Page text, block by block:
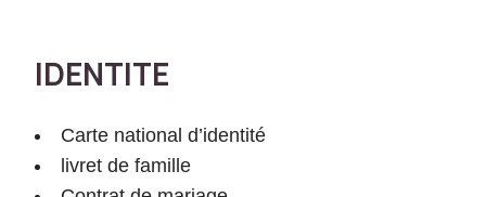
IDENTITE
Carte national d’identité
livret de famille
r
u
a